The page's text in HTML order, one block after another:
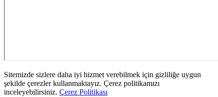
Sitemizde sizlere daha iyi hizmet verebilmek için gizliliğe uygun
şekilde çerezler kullanmaktayız. Çerez politikamızı
inceleyebilirsiniz. Çerez Politikası